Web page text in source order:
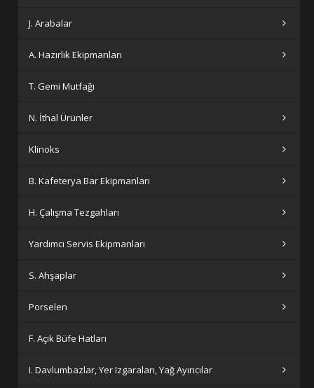
J. Arabalar
A. Hazırlık Ekipmanları
T. Gemi Mutfağı
N. İthal Ürünler
Klinoks
B. Kafeterya Bar Ekipmanları
H. Çalışma Tezgahları
Yardımcı Servis Ekipmanları
S. Ahşaplar
Porselen
F. Açık Büfe Hatları
I. Davlumbazlar, Yer Izgaraları, Yağ Ayırıcılar